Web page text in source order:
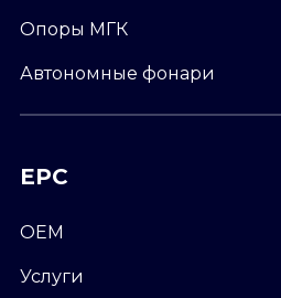
Опоры МГК
Автономные фонари
EPC
ОЕМ
Услуги